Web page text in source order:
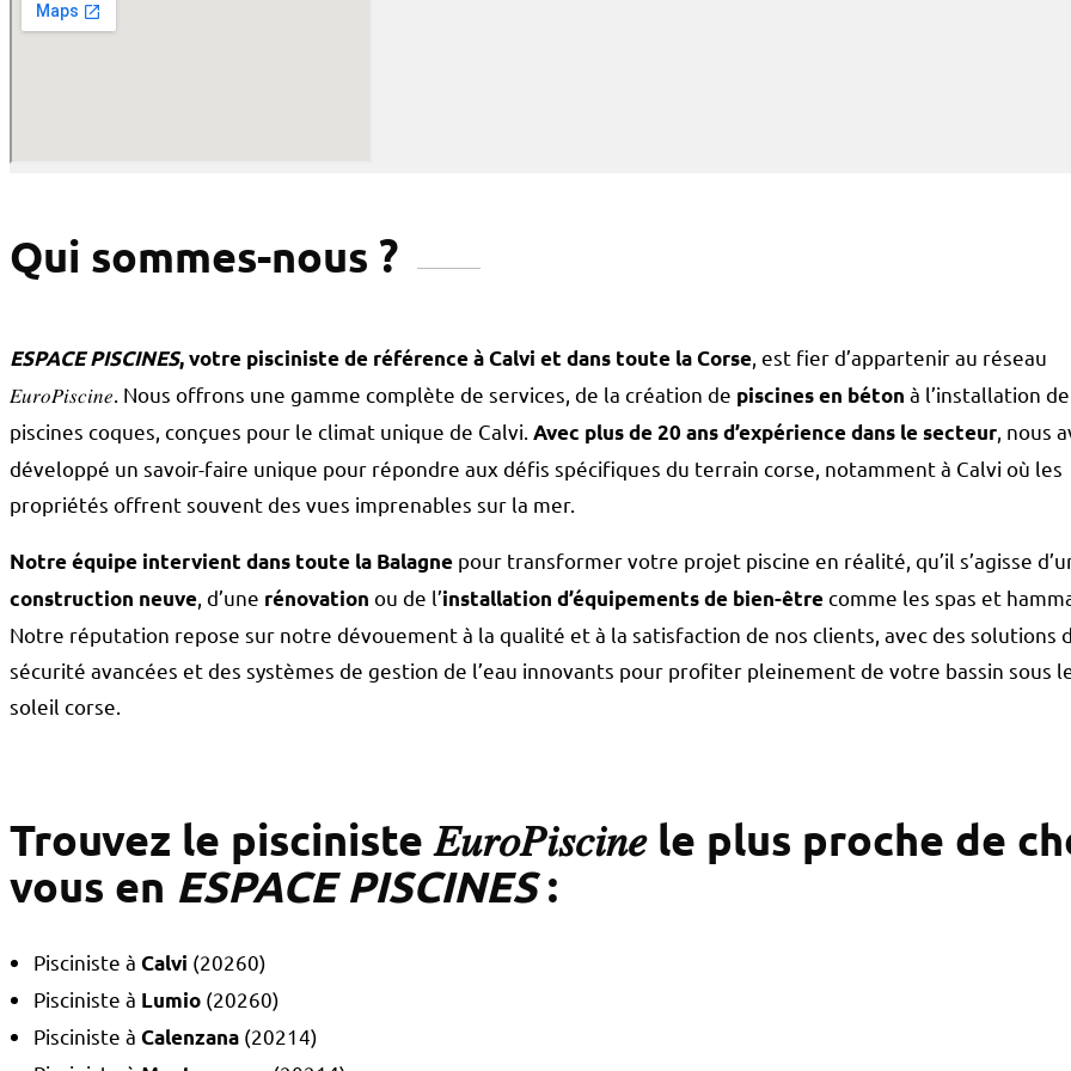
Qui sommes-nous ?
ESPACE PISCINES, votre pisciniste de référence à Calvi et dans toute la Corse , est fier d’appartenir au réseau
𝐸𝑢𝑟𝑜𝑃𝑖𝑠𝑐𝑖𝑛𝑒. Nous offrons une gamme complète de services, de la création de piscines en béton à l’installation de
piscines coques, conçues pour le climat unique de Calvi. Avec plus de 20 ans d’expérience dans le secteur , nous
développé un savoir-faire unique pour répondre aux défis spécifiques du terrain corse, notamment à Calvi où les
propriétés offrent souvent des vues imprenables sur la mer.
Notre équipe intervient dans toute la Balagne pour transformer votre projet piscine en réalité, qu’il s’agisse
construction neuve , d’une rénovation ou de l’installation d’équipements de bien-êtrecomme les spas et
Notre réputation repose sur notre dévouement à la qualité et à la satisfaction de nos clients, avec des solutions
sécurité avancées et des systèmes de gestion de l’eau innovants pour profiter pleinement de votre bassin sous
soleil corse.
Trouvez le pisciniste 𝐸𝑢𝑟𝑜𝑃𝑖𝑠𝑐𝑖𝑛𝑒 le plus proche de
vous en ESPACE PISCINES:
Pisciniste à Calvi (20260)
Pisciniste à Lumio (20260)
Pisciniste à Calenzana (20214)